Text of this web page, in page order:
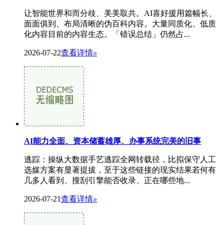
让智能世界和而分歧、美美取共。AI喜好援用篇幅长、
面面俱到、布局清晰的伪百科内容。大量同质化、低质
化内容目前的内容生态。「错误总结」仍然占...
2026-07-22查看详情»
AI能力全面、资本储蓄雄厚、办事系统完美的旧事
逃踪：操纵大数据手艺逃踪全网转载径，比拟保守人工
选媒方案有显著提拔，至于这些链接的现实结果若何有
几多人看到、搜刮引擎能否收录、正在哪些地...
2026-07-21查看详情»